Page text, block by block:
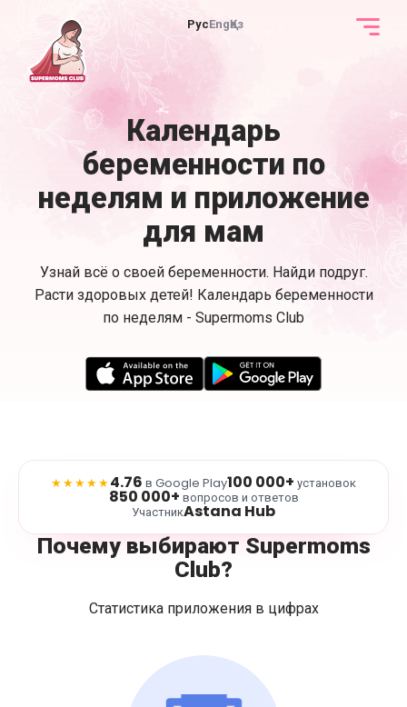
РусEngҚаз
Календарь
беременности по
неделям и приложение
для мам
Узнай всё о своей беременности. Найди подруг.
Расти здоровых детей! Календарь беременности
по неделям - Supermoms Club
★★★★★4.76 в Google Play100 000+ установок
850 000+ вопросов и ответов
УчастникAstana Hub
Почему выбирают Supermoms
Club?
Статистика приложения в цифрах